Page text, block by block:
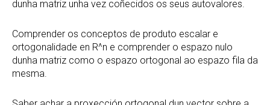
dunha matriz unha vez coñecidos os seus autovalores.
Comprender os conceptos de produto escalar e
ortogonalidade en R^n e comprender o espazo nulo
dunha matriz como o espazo ortogonal ao espazo fila da
mesma.